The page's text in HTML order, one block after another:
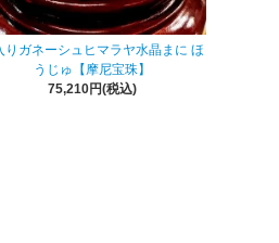
りガネーシュヒマラヤ水晶まに ほ
うじゅ【摩尼宝珠】
75,210円(税込)